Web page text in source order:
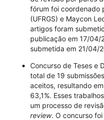
fórum foi coordenado
(UFRGS) e Maycon
artigos foram
publicação em 17/04/
submetida em 21/04/
Concurso de Teses e
total de 19
aceitos, resultando
63,1%. Esses
um processo de
review. O concurso